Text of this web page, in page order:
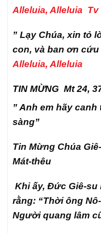
Alleluia, Alleluia Tv
” Lạy Chúa, xin tỏ
con, và ban ơn
Alleluia, Alleluia
TIN MỪNG Mt 24,
” Anh em hãy
sàng”
Tin Mừng Chúa
Mát-thêu
Khi ấy, Đức Giê-su
rằng: “Thời ông
Người quang lâm